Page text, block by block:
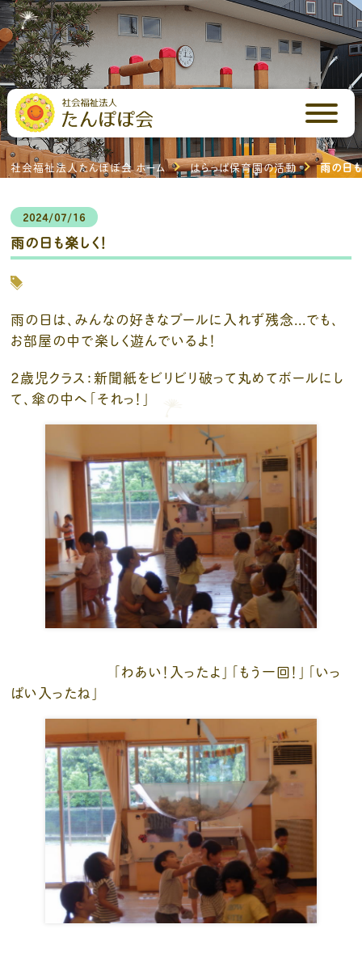
はらっぱ保育園ブログ
はらっぱ保育園の活動
社会福祉法人たんぽぽ会 ホーム はらっぱ保育園の活動 雨の日も
2024/07/16
雨の日も楽しく！
雨の日は、みんなの好きなプールに入れず残念...でも、
お部屋の中で楽しく遊んでいるよ！
２歳児クラス：新聞紙をビリビリ破って丸めてボールにし
て、傘の中へ「それっ！」
「わあい！入ったよ」「もう一回！」「いっ
ぱい入ったね」